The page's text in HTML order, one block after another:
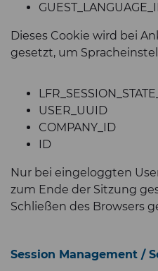
Dieses Cookie wird bei
gesetzt, um
USER_UUID
COMPANY_ID
ID
Nur bei eingeloggten
zum Ende der Sitzung
Schließen des Browsers
Session Management /